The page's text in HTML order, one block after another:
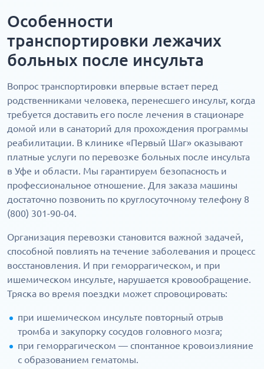
Особенности
транспортировки лежачих
больных после инсульта
Вопрос транспортировки впервые встает перед
родственниками человека, перенесшего инсульт, когда
требуется доставить его после лечения в стационаре
домой или в санаторий для прохождения программы
реабилитации. В клинике «Первый Шаг» оказывают
платные услуги по перевозке больных после инсульта
в Уфе и области. Мы гарантируем безопасность и
профессиональное отношение. Для заказа машины
достаточно позвонить по круглосуточному телефону 8
(800) 301-90-04.
Организация перевозки становится важной задачей,
способной повлиять на течение заболевания и процесс
восстановления. И при геморрагическом, и при
ишемическом инсульте, нарушается кровообращение.
Тряска во время поездки может спровоцировать:
при ишемическом инсульте повторный отрыв
тромба и закупорку сосудов головного мозга;
при геморрагическом — спонтанное кровоизлияние
с образованием гематомы.